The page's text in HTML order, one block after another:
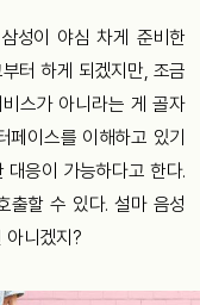
성이 야심 차게 준비한
터 하게 되겠지만, 조금
스가 아니라는 게 골자
페이스를 이해하고 있기
응이 가능하다고 한다.
출할 수 있다. 설마 음성
아니겠지?